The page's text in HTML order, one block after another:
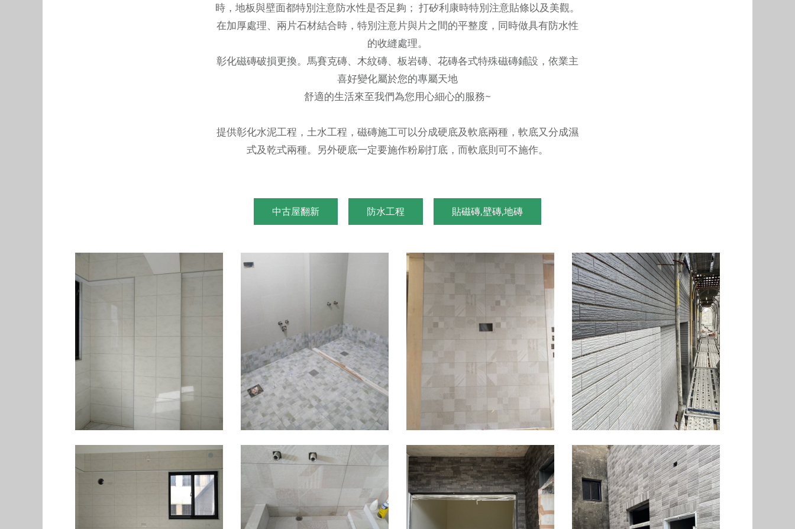
時，地板與壁面都特別注意防水性是否足夠； 打矽利康時特別注意貼條以及美觀。
在加厚處理、兩片石材結合時，特別注意片與片之間的平整度，同時做具有防水性
的收縫處理。
彰化磁磚破損更換。馬賽克磚、木紋磚、板岩磚、花磚各式特殊磁磚鋪設，依業主
喜好變化屬於您的專屬天地
舒適的生活來至我們為您用心細心的服務~
提供彰化水泥工程，土水工程 ，磁磚施工可以分成硬底及軟底兩種，軟底又分成濕
式及乾式兩種。另外硬底一定要施作粉刷打底，而軟底則可不施作。
中古屋翻新 防水工程 貼磁磚,壁磚,地磚